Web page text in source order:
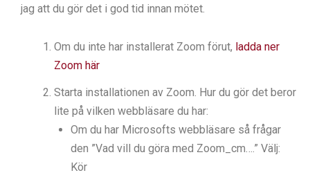
jag att du gör det i god tid innan mötet.
Om du inte har installerat Zoom förut, ladda ner
Zoom här
Starta installationen av Zoom. Hur du gör det beror
lite på vilken webbläsare du har:
Om du har Microsofts webbläsare så frågar
den ”Vad vill du göra med Zoom_cm….” Välj:
Kör